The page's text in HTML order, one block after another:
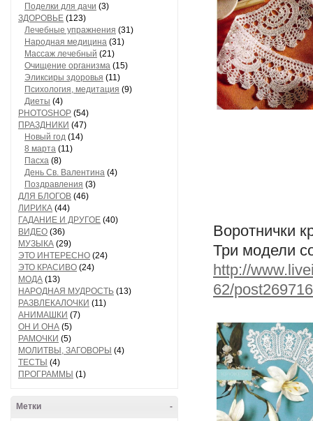
Поделки для дачи (3)
ЗДОРОВЬЕ (123)
Лечебные упражнения (31)
Народная медицина (31)
Массаж лечебный (21)
Очищение организма (15)
Эликсиры здоровья (11)
Психология, медитация (9)
Диеты (4)
PHOTOSHOP (54)
ПРАЗДНИКИ (47)
Новый год (14)
8 марта (11)
Пасха (8)
День Св. Валентина (4)
Поздравления (3)
ДЛЯ БЛОГОВ (46)
ЛИРИКА (44)
ГАДАНИЕ И ДРУГОЕ (40)
ВИДЕО (36)
МУЗЫКА (29)
ЭТО ИНТЕРЕСНО (24)
ЭТО КРАСИВО (24)
МОДА (13)
НАРОДНАЯ МУДРОСТЬ (13)
РАЗВЛЕКАЛОЧКИ (11)
АНИМАШКИ (7)
ОН И ОНА (5)
РАМОЧКИ (5)
МОЛИТВЫ, ЗАГОВОРЫ (4)
ТЕСТЫ (4)
ПРОГРАММЫ (1)
-
Метки
Воротнички
Три модели
http://
62/